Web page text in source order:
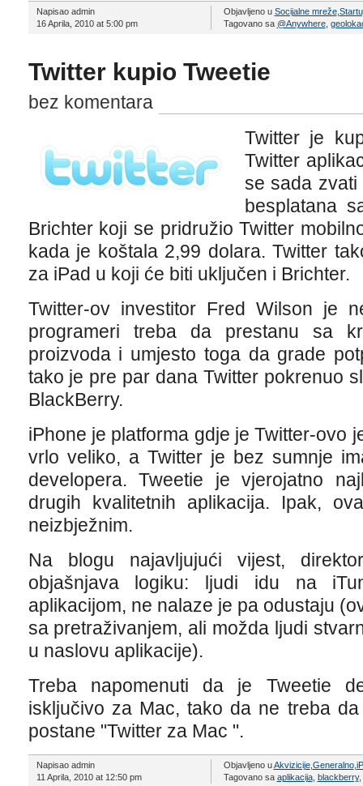
Napisao admin
16 Aprila, 2010 at 5:00 pm
Objavljeno u Socijalne mreže,
Tagovano sa @Anywhere,
Twitter kupio Tweetie
bez komentara
Twitter je
Twitter
se sada
besplatana
Brichter koji se pridružio Twitter
kada je koštala 2,99 dolara. Twitter
za iPad u koji će biti uključen i Brichter.
Twitter-ov investitor Fred Wilson je
programeri treba da prestanu sa
proizvoda i umjesto toga da grade
tako je pre par dana Twitter pokrenuo
BlackBerry.
iPhone je platforma gdje je Twitter-ovo
vrlo veliko, a Twitter je bez sumnje
developera. Tweetie je vjerojatno
drugih kvalitetnih aplikacija. Ipak,
neizbježnim.
Na blogu najavljujući vijest,
objašnjava logiku: ljudi idu na
aplikacijom, ne nalaze je pa odustaju
sa pretraživanjem, ali možda ljudi
u naslovu aplikacije).
Treba napomenuti da je Tweetie
isključivo za Mac, tako da ne treba
postane "Twitter za Mac ".
Napisao admin
11 Aprila, 2010 at 12:50 pm
Objavljeno uAkvizicije, Generalno,
Tagovano sa aplikacija, blackberry,